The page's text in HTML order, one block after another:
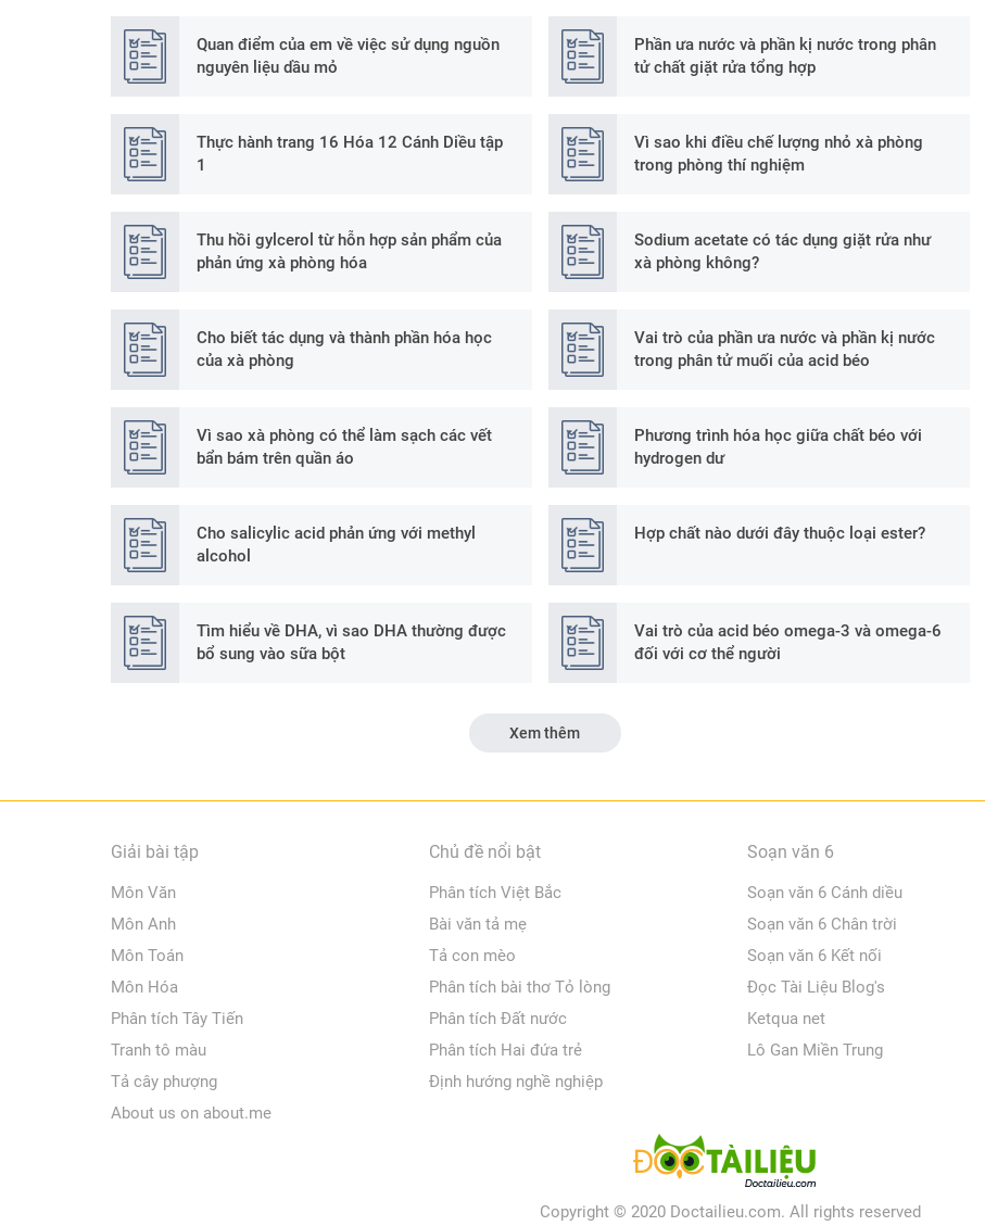
Quan điểm của em về việc sử dụng nguồn
nguyên liệu dầu mỏ
Phần ưa nước và phần kị nước trong phân
tử chất giặt rửa tổng hợp
Thực hành trang 16 Hóa 12 Cánh Diều tập
1
Vì sao khi điều chế lượng nhỏ xà phòng
trong phòng thí nghiệm
Thu hồi gylcerol từ hỗn hợp sản phẩm của
phản ứng xà phòng hóa
Sodium acetate có tác dụng giặt rửa như
xà phòng không?
Cho biết tác dụng và thành phần hóa học
của xà phòng
Vai trò của phần ưa nước và phần kị nước
trong phân tử muối của acid béo
Vì sao xà phòng có thể làm sạch các vết
bẩn bám trên quần áo
Phương trình hóa học giữa chất béo với
hydrogen dư
Cho salicylic acid phản ứng với methyl
alcohol
Hợp chất nào dưới đây thuộc loại ester?
Tìm hiểu về DHA, vì sao DHA thường được
bổ sung vào sữa bột
Vai trò của acid béo omega-3 và omega-6
đối với cơ thể người
Xem thêm
Giải bài tập
Môn Văn
Môn Anh
Môn Toán
Môn Hóa
Phân tích Tây Tiến
Tranh tô màu
Tả cây phượng
About us on about.me
Chủ đề nổi bật
Phân tích Việt Bắc
Bài văn tả mẹ
Tả con mèo
Phân tích bài thơ Tỏ lòng
Phân tích Đất nước
Phân tích Hai đứa trẻ
Định hướng nghề nghiệp
Soạn văn 6
Soạn văn 6 Cánh diều
Soạn văn 6 Chân trời
Soạn văn 6 Kết nối
Đọc Tài Liệu Blog's
Ketqua net
Lô Gan Miền Trung
Copyright © 2020 Doctailieu.com. All rights reserved